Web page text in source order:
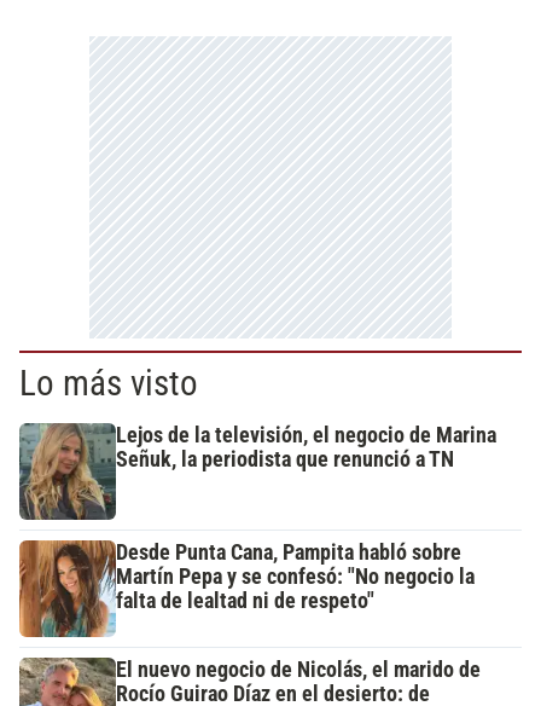
Lo más visto
Lejos de la televisión, el negocio de Marina
Señuk, la periodista que renunció a TN
Desde Punta Cana, Pampita habló sobre
Martín Pepa y se confesó: "No negocio la
falta de lealtad ni de respeto"
El nuevo negocio de Nicolás, el marido de
Rocío Guirao Díaz en el desierto: de